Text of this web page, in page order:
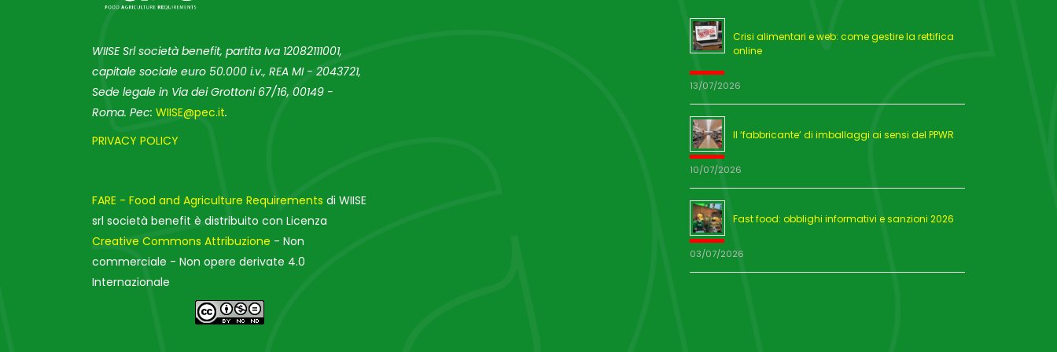
WIISE Srl società benefit, partita Iva 12082111001,
capitale sociale euro 50.000 i.v., REA MI - 2043721,
Sede legale in Via dei Grottoni 67/16, 00149 -
Roma. Pec: WIISE@pec.it.
PRIVACY POLICY
FARE - Food and Agriculture Requirements di WIISE
srl società benefit è distribuito con Licenza
Creative Commons Attribuzione - Non
commerciale - Non opere derivate 4.0
Internazionale
Crisi alimentari e web: come gestire la rettifica
online
13/07/2026
Il ‘fabbricante’ di imballaggi ai sensi del PPWR
10/07/2026
Fast food: obblighi informativi e sanzioni 2026
03/07/2026